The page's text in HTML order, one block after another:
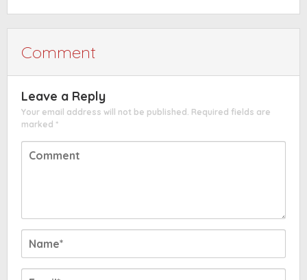
Comment
Leave a Reply
Your email address will not be published. Required fields are
marked *